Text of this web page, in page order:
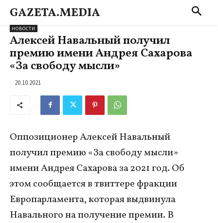
GAZETA.MEDIA
НОВОСТИ
Алексей Навальный получил
премию имени Андрея Сахарова
«За свободу мысли»
20.10.2021
Оппозиционер Алексей Навальный
получил премию «За свободу мысли»
имени Андрея Сахарова за 2021 год. Об
этом сообщается в твиттере фракции
Европарламента, которая выдвинула
Навального на получение премии. В